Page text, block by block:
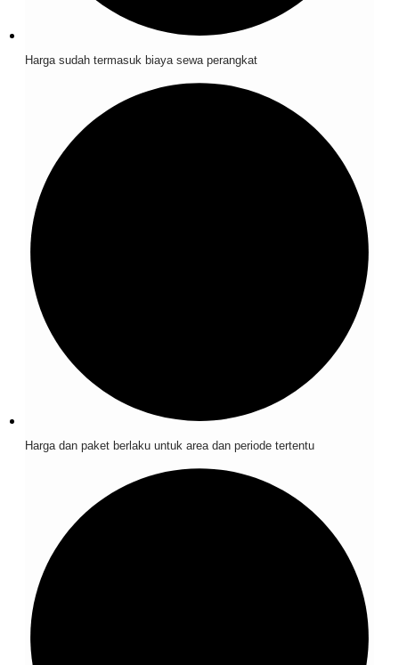
Harga sudah termasuk biaya sewa perangkat
Harga dan paket berlaku untuk area dan periode tertentu